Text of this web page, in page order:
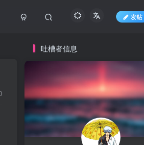
发帖
吐槽者信息